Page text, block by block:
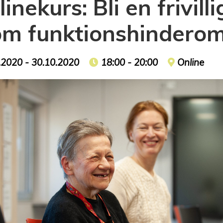
Bli en
date- 30.10.2020 Event time
18:00 - 20:00 Event
Online